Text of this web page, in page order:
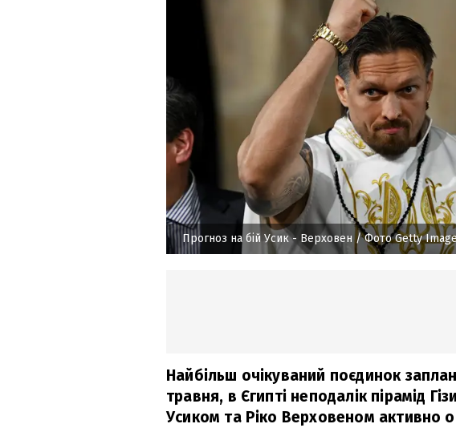
Прогноз на бій Усик - Верховен/ Фото Getty
Найбільш очікуваний поєдинок
травня, в Єгипті неподалік пірамід
Усиком та Ріко Верховеном активно